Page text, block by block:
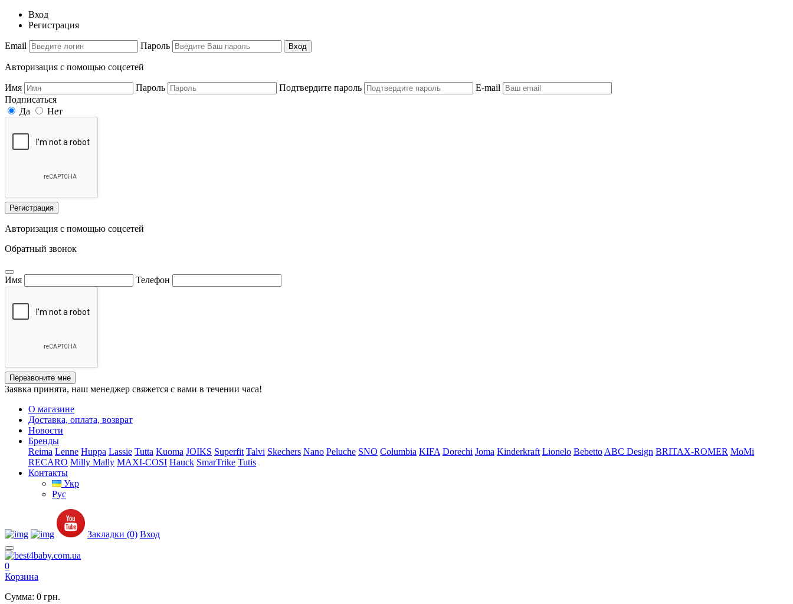
Вход
Регистрация
Email Пароль Вход
Авторизация с помощью соцсетей
Имя Пароль Подтвердите пароль
E-mail
Подписаться
Да
Нет
Регистрация
Авторизация с помощью соцсетей
Обратный звонок
Имя Телефон
Перезвоните мне
Заявка принята, наш менеджер свяжется с вами в течении часа!
О магазине
Доставка, оплата, возврат
Новости
Бренды
Reima Lenne Huppa Lassie Tutta Kuoma JOIKS Superfit Talvi Skechers Nano Peluche SNO Columbia KIFA Dorechi Joma Kinderkraft Lionelo Bebetto ABC Design BRITAX-ROMER MoMi
RECARO Milly Mally MAXI-COSI Hauck SmarTrike Tutis
Контакты
Укр
Рус
Закладки (0) Вход
0
Корзина
Сумма: 0 грн.